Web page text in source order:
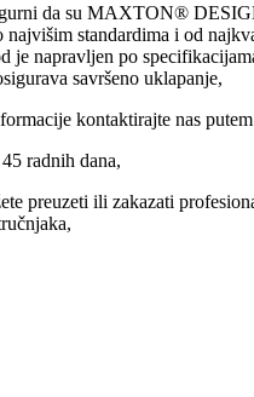
da su MAXTON®
najvišim standardima i od
je napravljen po
savršeno uklapanje,
kontaktirajte nas
radnih dana,
preuzeti ili zakazati